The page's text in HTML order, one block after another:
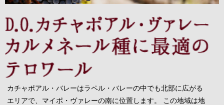
カチャポアル・バレーはラペル・バレーの中でも北部に広がる
エリアで、マイポ・ヴァレーの南に位置します。 この地域は地